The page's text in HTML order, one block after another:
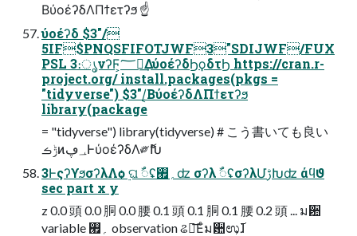
ΒύοέʔδΛΠϯετʔϧ ☝
ύοέʔδ $3"/
5IF$PNQSFIFOTJWF3"SDIJWF/FUX
PSL 3։ൃνʔϜ͕؅ཧ͢ΔύοέʔδϦϙδτϦ https://cran.r-
project.org/ install.packages(pkgs =
"tidyverse") $3"/͔ΒύοέʔδΛΠϯετʔϧ
library(package
= "tidyverse") library(tidyverse) # こう書いても良い
ݱࡏͷ؀ڥͰύοέʔδΛ༗ޮԽ
3ͰςʔϒϧσʔλΛѻ͏ ࣮ଘ ࣸ૾ʢ؍࡯ʣ σʔλ ࣸ૾ʢσʔλՄࢹԽʣ άϥϑ
sec part x y
z 0.0 頭 0.0 胴 0.0 腰 0.1 頭 0.1 胴 0.1 腰 0.2 頭 ... ม਺
variable ؍࡯ observation ଌఆ͞Εͨม਺ಉ͕࢜ɺ